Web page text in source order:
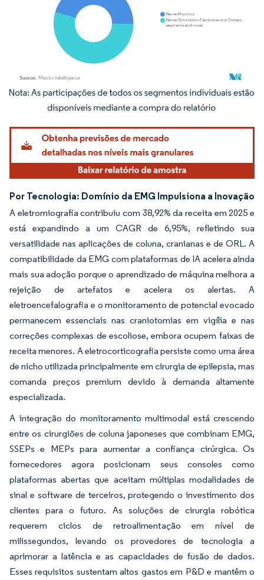
Imagem © Mordor Intelligence. O reuso requer atribuição conforme CC BY 4.0.
Por Tecnologia: Domínio da EMG Impulsiona a Inovação
A eletromiografia contribuiu com 38,92% da receita em 2025 e
está expandindo a um CAGR de 6,95%, refletindo sua
versatilidade nas aplicações de coluna, cranianas e de ORL. A
compatibilidade da EMG com plataformas de IA acelera ainda
mais sua adoção porque o aprendizado de máquina melhora a
rejeição de artefatos e acelera os alertas. A
eletroencefalografia e o monitoramento de potencial evocado
permanecem essenciais nas craniotomias em vigília e nas
correções complexas de escoliose, embora ocupem faixas de
receita menores. A eletrocorticografia persiste como uma área
de nicho utilizada principalmente em cirurgia de epilepsia, mas
comanda preços premium devido à demanda altamente
especializada.
A integração do monitoramento multimodal está crescendo
entre os cirurgiões de coluna japoneses que combinam EMG,
SSEPs e MEPs para aumentar a confiança cirúrgica. Os
fornecedores agora posicionam seus consoles como
plataformas abertas que aceitam múltiplas modalidades de
sinal e software de terceiros, protegendo o investimento dos
clientes para o futuro. As soluções de cirurgia robótica
requerem ciclos de retroalimentação em nível de
milissegundos, levando os provedores de tecnologia a
aprimorar a latência e as capacidades de fusão de dados.
Esses requisitos sustentam altos gastos em P&D e mantêm o